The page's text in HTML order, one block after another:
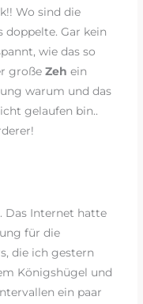
Wo sind die
doppelte. Gar kein
wie das so
großeZeh ein
warum und das
gelaufen bin..
Das Internet hatte
für die
die ich gestern
Königshügel und
ein paar